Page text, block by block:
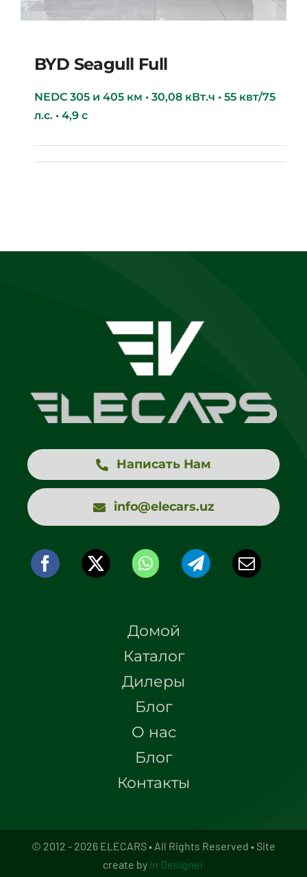
BYD Seagull Full
NEDC 305 и 405 км • 30,08 кВт.ч • 55 квт/75
л.с. • 4,9 с
Написать Нам
info@elecars.uz
Домой
Каталог
Дилеры
Блог
О нас
Блог
Контакты
© 2012 - 2026 ELECARS • All Rights Reserved • Site
create by in Designer